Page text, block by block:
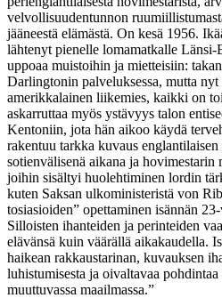
velvollisuudentunnon
jääneestä elämästä. On kesä 1956.
lähtenyt pienelle lomamatkalle
uppoaa muistoihin ja mietteisiin:
Darlingtonin palveluksessa, mutta
amerikkalainen liikemies, kaikki on
askarruttaa myös ystävyys talon
Kentoniin, jota hän aikoo käydä
rakentuu tarkka kuvaus
sotienvälisenä aikana ja
joihin sisältyi huolehtiminen lordin
kuten Saksan ulkoministeristä von
tosiasioiden” opettaminen isännän
Silloisten ihanteiden ja perinteiden
elävänsä kuin väärällä aikakaudella.
haikean rakkaustarinan, kuvauksen
luhistumisesta ja oivaltavaa
muuttuvassa maailmassa.”